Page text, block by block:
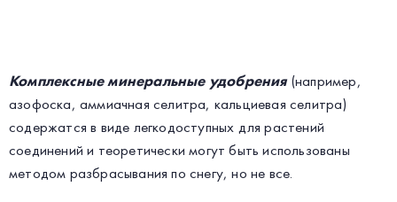
Комплексные минеральные удобрения(например,
азофоска, аммиачная селитра, кальциевая селитра)
содержатся в виде легкодоступных для растений
соединений и теоретически могут быть использованы
методом разбрасывания по снегу, но не все.